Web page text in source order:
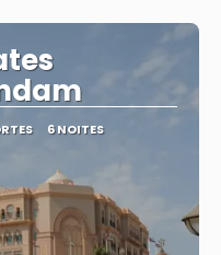
6 NOITES